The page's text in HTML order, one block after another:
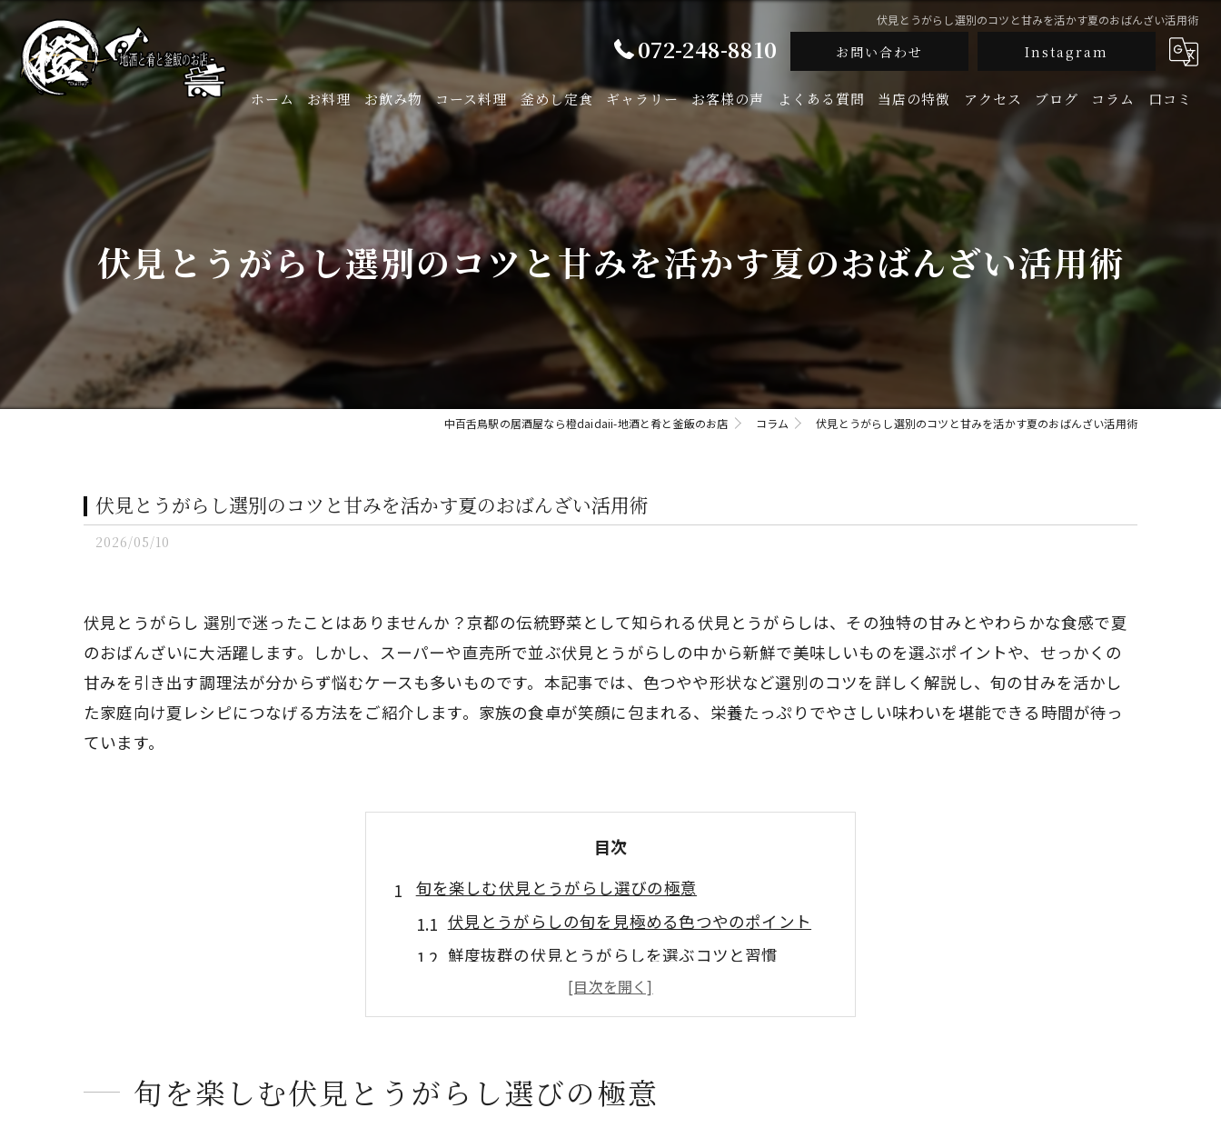
伏見とうがらし選別のコツと甘みを活かす夏のおばんざい活用術
072-248-8810 お問い合わせ Instagram
ホーム お料理 お飲み物 コース料理 釜めし定食 ギャラリー お客様の声 よくある質問 当店の特徴
釜飯
生牡蠣
鮮魚
地酒
アクセス ブログ コラム 口コミ
伏見とうがらし選別のコツと甘みを活かす夏のおばんざい活用術
中百舌鳥駅の居酒屋なら橙daidaii-地酒と肴と釜飯のお店 コラム 伏見とうがらし選別のコツと甘みを活かす夏のおばんざい活用術
伏見とうがらし選別のコツと甘みを活かす夏のおばんざい活用術
2026/05/10
伏見とうがらし 選別で迷ったことはありませんか？京都の伝統野菜として知られる伏見とうがらしは、その独特の甘みとやわらかな食感で夏
のおばんざいに大活躍します。しかし、スーパーや直売所で並ぶ伏見とうがらしの中から新鮮で美味しいものを選ぶポイントや、せっかくの
甘みを引き出す調理法が分からず悩むケースも多いものです。本記事では、色つやや形状など選別のコツを詳しく解説し、旬の甘みを活かし
た家庭向け夏レシピにつなげる方法をご紹介します。家族の食卓が笑顔に包まれる、栄養たっぷりでやさしい味わいを堪能できる時間が待っ
ています。
目次
旬を楽しむ伏見とうがらし選びの極意
伏見とうがらしの旬を見極める色つやのポイント
鮮度抜群の伏見とうがらしを選ぶコツと習慣
伏見とうがらし選別で失敗しない見た目の特徴
おばんざいに最適な伏見とうがらしの選び方
優しい甘み広がる伏見とうがらしの魅力
旬を楽しむ伏見とうがらし選びの極意